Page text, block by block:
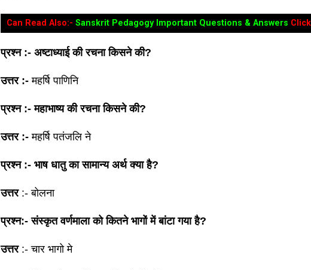
Can Read Also:-Sanskrit Pedagogy Important Questions & Answers
प्रश्न :- अष्टाध्याई की रचना किसने की?
उत्तर :-महर्षि पाणिनि
प्रश्न :- महाभाष्य की रचना किसने की?
उत्तर :-महर्षि पतंजलि ने
प्रश्न :- भाष धातु का सामान्य अर्थ क्या है?
उत्तर:- बोलना
प्रश्न:- संस्कृत वर्णमाला को कितने भागों में बांटा गया है?
उत्तर:- चार भागो मे